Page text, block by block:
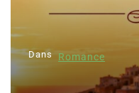
l
’
a
Dans Romance